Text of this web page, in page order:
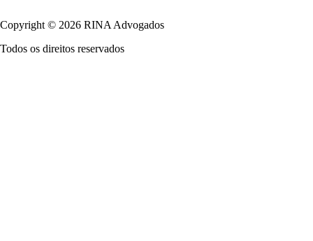
Copyright © 2026 RINA Advogados
Todos os direitos reservados